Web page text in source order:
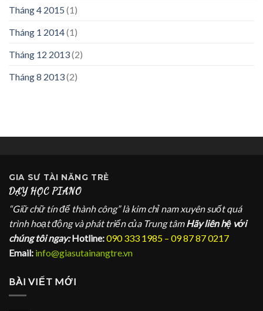
Tháng 4 2015 (1)
Tháng 1 2014(1)
Tháng 12 2013(2)
Tháng 8 2013(2)
GIA SƯ TÀI NĂNG TRẺ
DẠY HỌC PIANO
“Giữ chữ tín để thành công” là kim chỉ nam xuyên suốt quá
trình hoạt động và phát triển của Trung tâm Hãy liên hệ với
chúng tôi ngay: Hotline:090 333 1985 – 09 87 87 0217
Email: info@giasutainangtre.vn
BÀI VIẾT MỚI